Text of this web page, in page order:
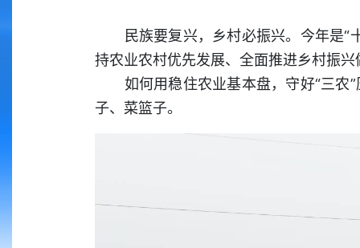
民族要复兴，乡村必振兴。今年是“
持农业农村优先发展、全面推进乡村振
如何用稳住农业基本盘，守好“三农”
子、菜篮子。